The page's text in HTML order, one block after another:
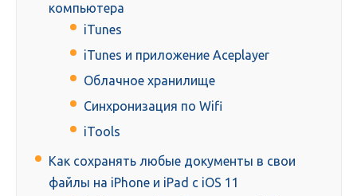
компьютера
iTunes
iTunes и приложение Aceplayer
Облачное хранилище
Синхронизация по Wifi
iTools
Как сохранять любые документы в свои
файлы на iPhone и iPad с iOS 11